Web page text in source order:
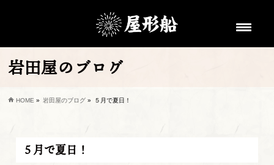
岩田屋のブログ
HOME » 岩田屋のブログ » ５月で夏日！
５月で夏日！